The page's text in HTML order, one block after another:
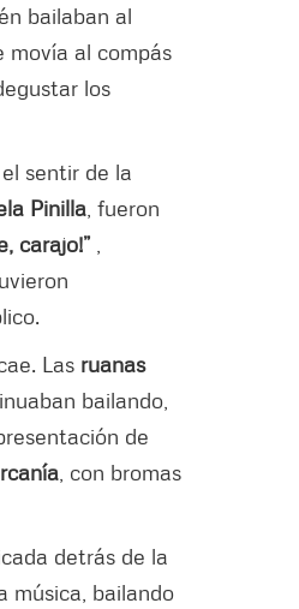
bailaban al
movía al compás
los
sentir de la
Pinilla , fueron
carajo!”
Las ruanas
bailando,
de
, con bromas
detrás de la
música, bailando